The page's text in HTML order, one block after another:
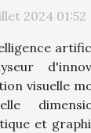
2024 01:52
visuelle
et